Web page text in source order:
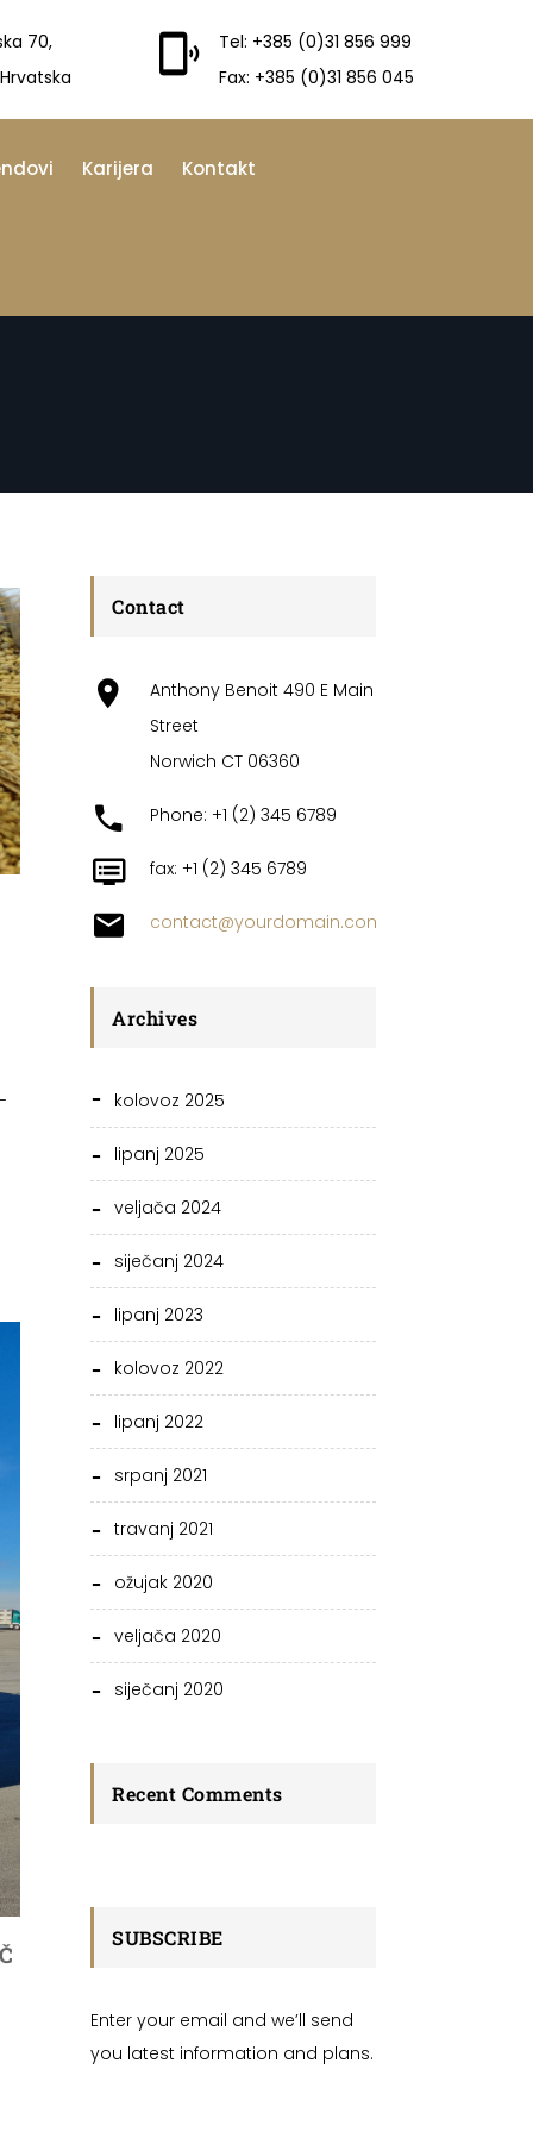
70,
Tel: +385 (0)31 856 999
Fax: +385 (0)31 856 045
Karijera Kontakt
Contact
Anthony Benoit 490 E Main
Street
Norwich CT 06360
Phone: +1 (2) 345 6789
fax: +1 (2) 345 6789
contact@yourdomain.com
Archives
kolovoz 2025
lipanj 2025
veljača 2024
siječanj 2024
lipanj 2023
kolovoz 2022
lipanj 2022
srpanj 2021
travanj 2021
ožujak 2020
veljača 2020
siječanj 2020
Recent Comments
SUBSCRIBE
Enter your email and we’ll send
you latest information and plans.